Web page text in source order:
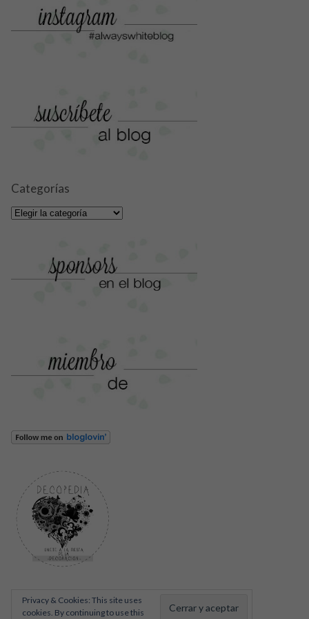
Categorías
Categorías
Privacy & Cookies: This site uses
cookies. By continuing to use this